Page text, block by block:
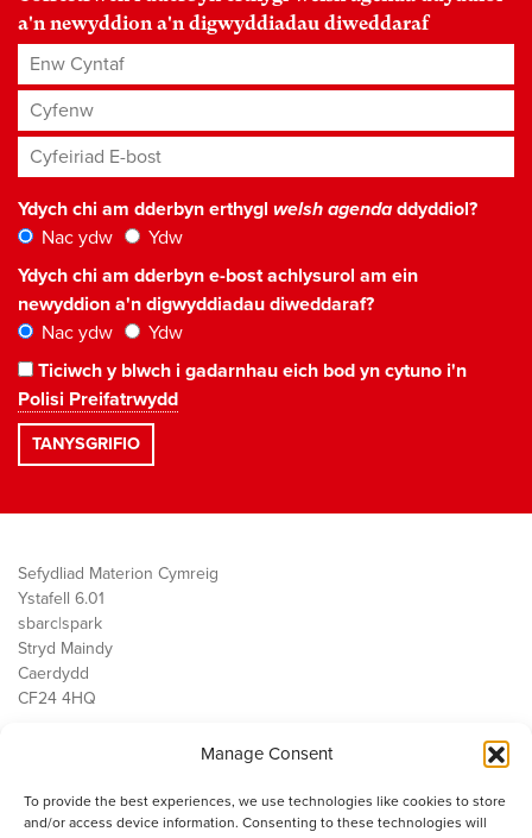
Manage Consent
To provide the best experiences, we use technologies like cookies to store
and/or access device information. Consenting to these technologies will
a'n newyddion a'n digwyddiadau diweddaraf
Enw Cyntaf
Cyfenw
Cyfeiriad E-bost*
Ydych chi am dderbyn erthygl welsh agendaddyddiol?
Nac ydw
Ydw
Ydych chi am dderbyn e-bost achlysurol am ein
newyddion a'n digwyddiadau diweddaraf?
Nac ydw
Ydw
Ticiwch y blwch i gadarnhau eich bod yn cytuno i'n
Polisi Preifatrwydd
Sefydliad Materion Cymreig
Ystafell 6.01
sbarc|spark
Stryd Maindy
Caerdydd
CF24 4HQ
Public Services